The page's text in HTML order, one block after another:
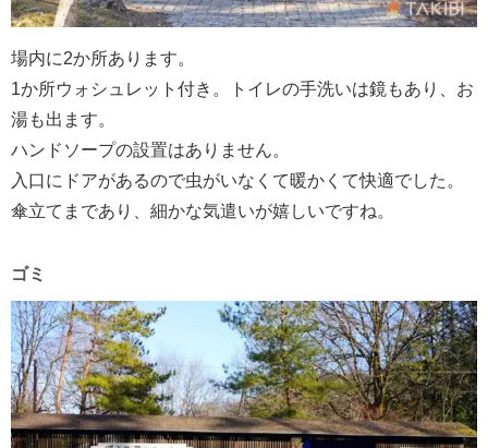
場内に2か所あります。
1か所ウォシュレット付き。トイレの手洗いは鏡もあり、お
湯も出ます。
ハンドソープの設置はありません。
入口にドアがあるので虫がいなくて暖かくて快適でした。
傘立てまであり、細かな気遣いが嬉しいですね。
ゴミ